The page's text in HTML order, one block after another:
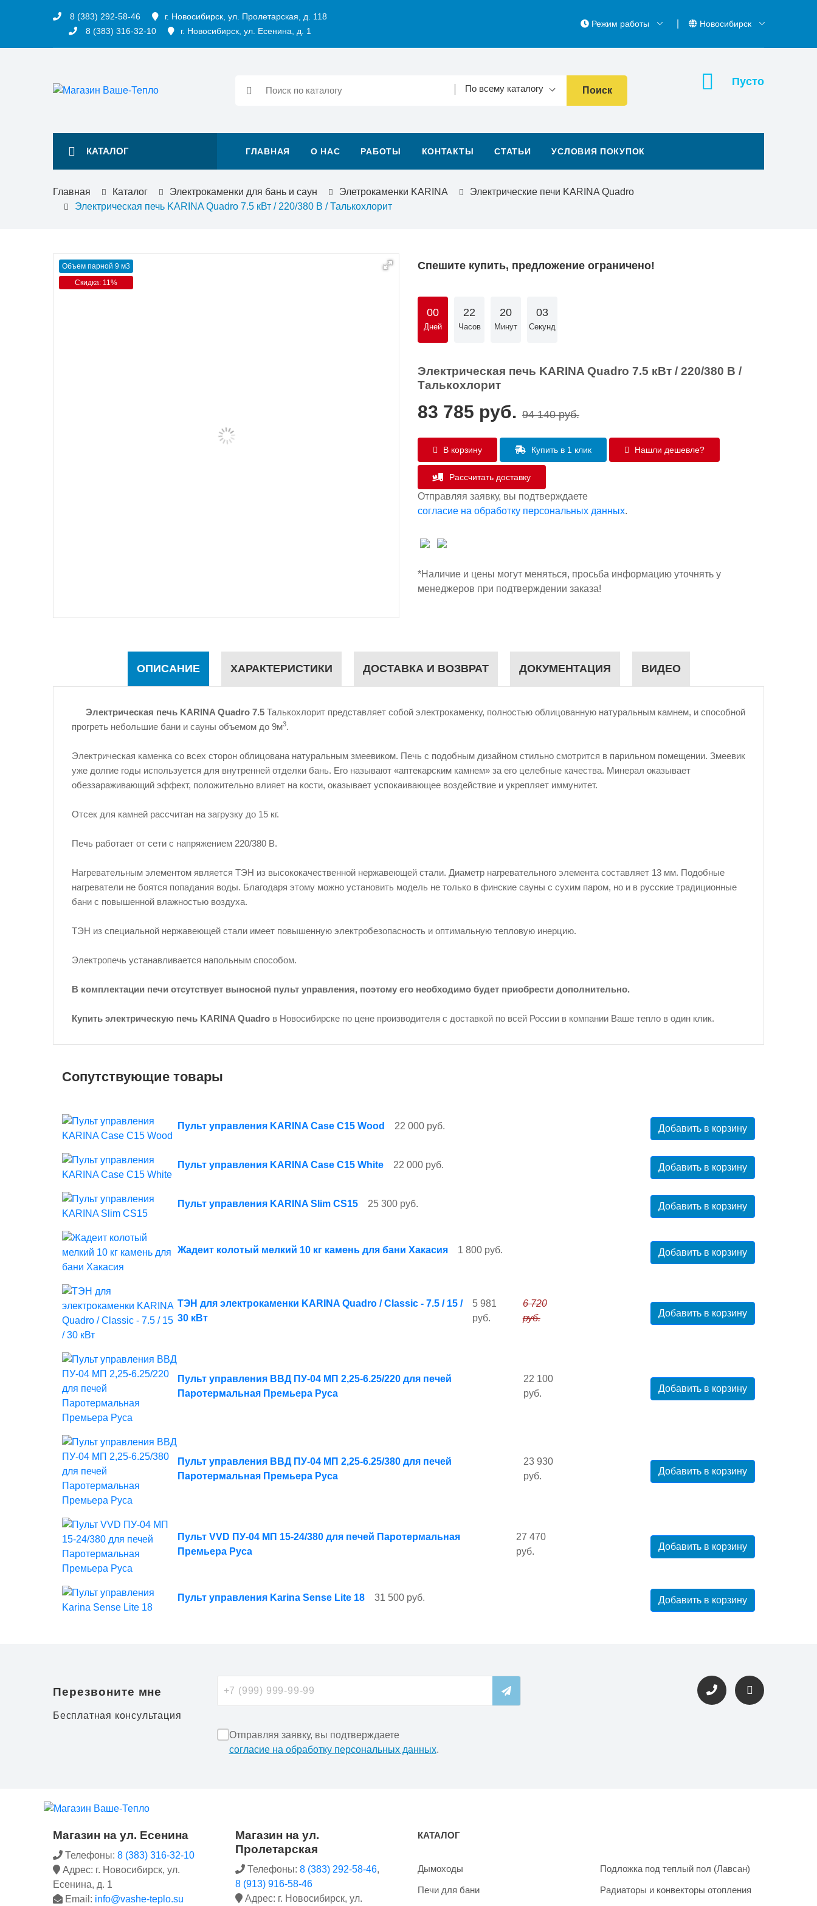
8 (383) 292-58-46
г. Новосибирск, ул. Пролетарская, д. 118
8 (383) 316-32-10
г. Новосибирск, ул. Есенина, д. 1
Режим работы Новосибирск
По всему каталогу Поиск
КАТАЛОГ ГЛАВНАЯ О НАС РАБОТЫ КОНТАКТЫ СТАТЬИ УСЛОВИЯ ПОКУПОК
Пусто
Главная Каталог Электрокаменки для бань и саун Элетрокаменки KARINA
Электрические печи KARINA Quadro
Электрическая печь KARINA Quadro 7.5 кВт / 220/380 В / Талькохлорит
Объем парной 9 м3
Скидка: 11%
Спешите купить, предложение ограничено!
00
Дней
22
Часов
20
Минут
02
Секунд
Электрическая печь KARINA Quadro 7.5 кВт / 220/380 В /
Талькохлорит
83 785 руб. 94 140 руб.
В корзину Купить в 1 клик Нашли дешевле?
Рассчитать доставку
Отправляя заявку, вы подтверждаете
согласие на обработку персональных данных.
*Наличие и цены могут меняться, просьба информацию уточнять у
менеджеров при подтверждении заказа!
ОПИСАНИЕ ХАРАКТЕРИСТИКИ ДОСТАВКА И ВОЗВРАТ ДОКУМЕНТАЦИЯ ВИДЕО
Электрическая печь KARINA Quadro 7.5Талькохлорит представляет собой электрокаменку, полностью облицованную натуральным камнем, и способной
прогреть небольшие бани и сауны объемом до 9м3.
Электрическая каменка со всех сторон облицована натуральным змеевиком. Печь с подобным дизайном стильно смотрится в парильном помещении. Змеевик
уже долгие годы используется для внутренней отделки бань. Его называют «аптекарским камнем» за его целебные качества. Минерал оказывает
обеззараживающий эффект, положительно влияет на кости, оказывает успокаивающее воздействие и укрепляет иммунитет.
Отсек для камней рассчитан на загрузку до 15 кг.
Печь работает от сети с напряжением 220/380 В.
Нагревательным элементом является ТЭН из высококачественной нержавеющей стали. Диаметр нагревательного элемента составляет 13 мм. Подобные
нагреватели не боятся попадания воды. Благодаря этому можно установить модель не только в финские сауны с сухим паром, но и в русские традиционные
бани с повышенной влажностью воздуха.
ТЭН из специальной нержавеющей стали имеет повышенную электробезопасность и оптимальную тепловую инерцию.
Электропечь устанавливается напольным способом.
В комплектации печи отсутствует выносной пульт управления, поэтому его необходимо будет приобрести дополнительно.
Купить электрическую печь KARINA Quadro в Новосибирске по цене производителя с доставкой по всей России в компании Ваше тепло в один клик.
Сопутствующие товары
Пульт управления KARINA Case C15 Wood 22 000 руб. Добавить в корзину
Пульт управления KARINA Case C15 White 22 000 руб. Добавить в корзину
Пульт управления KARINA Slim CS15 25 300 руб. Добавить в корзину
Жадеит колотый мелкий 10 кг камень для бани Хакасия 1 800 руб. Добавить в корзину
ТЭН для электрокаменки KARINA Quadro / Classic - 7.5 / 15 /
30 кВт
5 981
руб.
6 720
руб.
Добавить в корзину
Пульт управления ВВД ПУ-04 МП 2,25-6.25/220 для печей
Паротермальная Премьера Руса
22 100
руб.
Добавить в корзину
Пульт управления ВВД ПУ-04 МП 2,25-6.25/380 для печей
Паротермальная Премьера Руса
23 930
руб.
Добавить в корзину
Пульт VVD ПУ-04 МП 15-24/380 для печей Паротермальная
Премьера Руса
27 470
руб.
Добавить в корзину
Пульт управления Karina Sense Lite 18 31 500 руб. Добавить в корзину
Перезвоните мне
Бесплатная консультация
Отправляя заявку, вы подтверждаете
согласие на обработку персональных данных.
Магазин на ул. Есенина
Телефоны: 8 (383) 316-32-10
Адрес: г. Новосибирск, ул.
Есенина, д. 1
Email: info@vashe-teplo.su
Магазин на ул.
Пролетарская
Телефоны: 8 (383) 292-58-46,
8 (913) 916-58-46
Адрес: г. Новосибирск, ул.
КАТАЛОГ
Дымоходы
Печи для бани
Подложка под теплый пол (Лавсан)
Радиаторы и конвекторы отопления